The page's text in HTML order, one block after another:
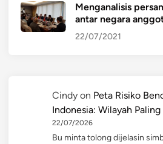
Menganalisis
antar negara
22/07/2021
Cindy on Peta Risiko
Indonesia: Wilayah Paling
22/07/2026
Bu minta tolong dijelasin